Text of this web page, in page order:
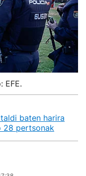
EFE.
baten harira
28 pertsonak